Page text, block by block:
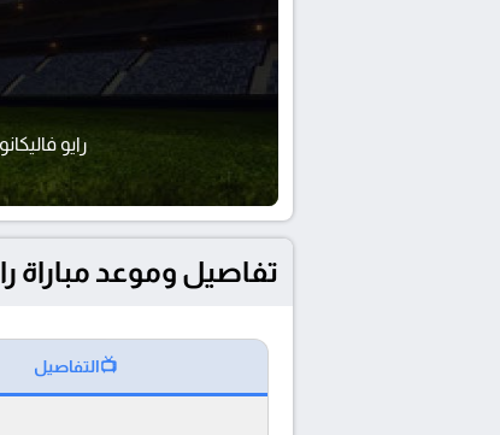
رايو فاليكانو
تفاصيل وموعد مباراة رايو فاليكانو و
📺التفاصيل